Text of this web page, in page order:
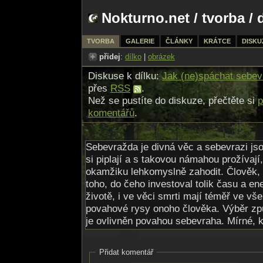
Nokturno.net / tvorba/
TVORBA GALERIE ČLÁNKY KRÁTCE
přidej: dílko obrázek
Diskuse k dílku:Jak (ne)spáchat
přes RSS
.
Než se pustíte do diskuze, přečtěte si
komentářů.
Sebevražda je divná věc a sebevrazi
si piplají a s takovou námahou
okamžiku lehkomyslně zahodit.
toho, do čeho investoval tolik času a
životě, i ve věci smrti mají téměř ve
povahové rysy onoho člověka. Výběr
je ovlivněn povahou sebevraha. Mírné,
spíš otravu prášky, ty dobrodružnější si
Vystoupit na stoličku, nasadit si
Přidat komentář